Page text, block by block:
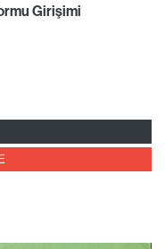
Girişimi